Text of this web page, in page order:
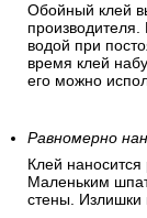
Обойный клей
водой при
время клей
его можно
Равномерно
Клей
Маленьким
стены. Излишки